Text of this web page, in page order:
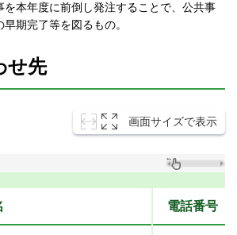
を本年度に前倒し発注することで、公共事
期完了等を図るもの。
せ先
画面サイズで表示
電話番号